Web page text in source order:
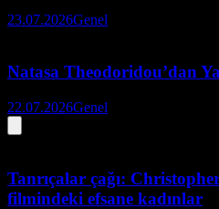
23.07.2026Genel
Natasa Theodoridou’dan
22.07.2026Genel
Tanrıçalar çağı:
filmindeki efsane kadınlar